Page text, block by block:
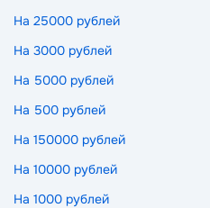
На 25000 рублей
На 3000 рублей
На 5000 рублей
На 500 рублей
На 150000 рублей
На 10000 рублей
На 1000 рублей